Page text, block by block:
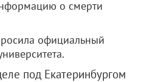
о смерти
официальный
под Екатеринбургом